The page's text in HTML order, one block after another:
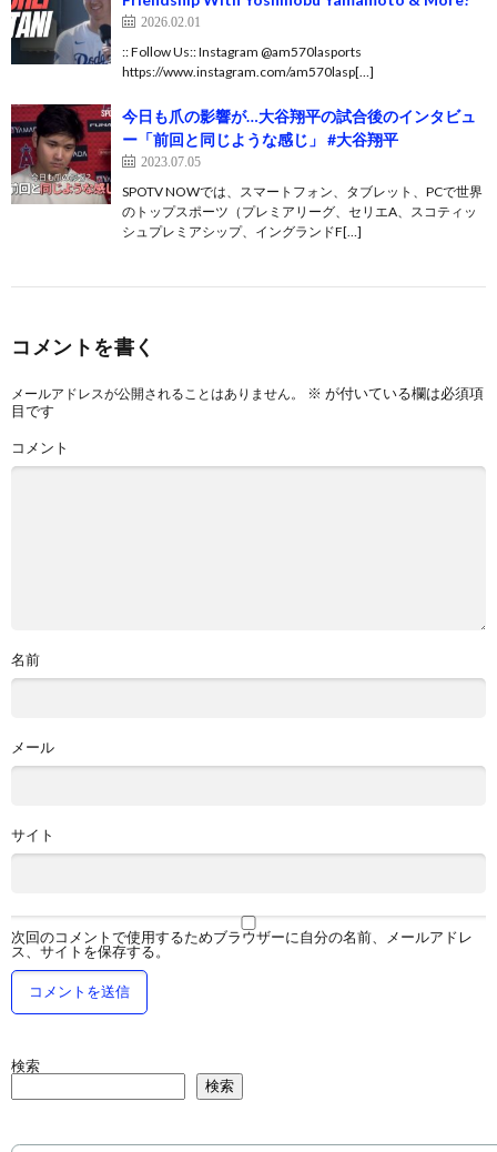
2026.02.01
:: Follow Us:: Instagram @am570lasports
https://www.instagram.com/am570lasp[…]
今日も爪の影響が…大谷翔平の試合後のインタビュ
ー「前回と同じような感じ」 #大谷翔平
2023.07.05
SPOTV NOWでは、スマートフォン、タブレット、PCで世界
のトップスポーツ（プレミアリーグ、セリエA、スコティッ
シュプレミアシップ、イングランドF[…]
コメントを書く
メールアドレスが公開されることはありません。 ※ が付いている欄は必須項
目です
コメント
名前
メール
サイト
次回のコメントで使用するためブラウザーに自分の名前、メールアドレ
ス、サイトを保存する。
検索
検索